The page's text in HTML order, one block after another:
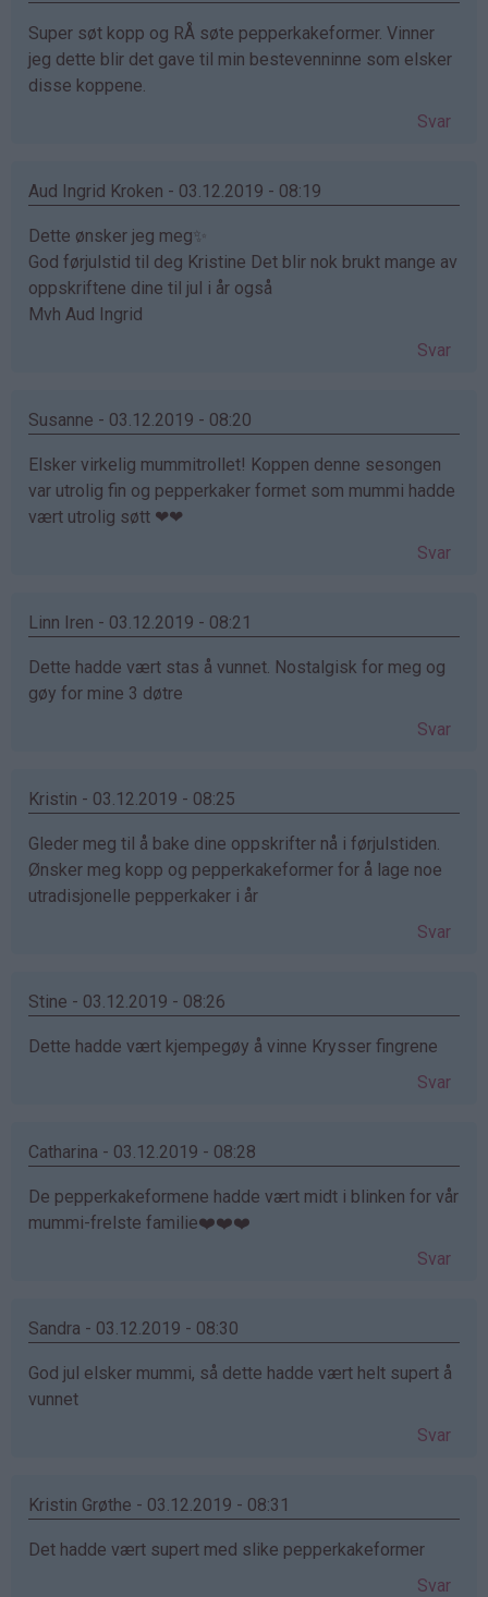
Super søt kopp og RÅ søte pepperkakeformer. Vinner
jeg dette blir det gave til min bestevenninne som elsker
disse koppene.
Svar
Aud Ingrid Kroken - 03.12.2019 - 08:19
Dette ønsker jeg meg✨
God førjulstid til deg Kristine Det blir nok brukt mange av
oppskriftene dine til jul i år også
Mvh Aud Ingrid
Svar
Susanne - 03.12.2019 - 08:20
Elsker virkelig mummitrollet! Koppen denne sesongen
var utrolig fin og pepperkaker formet som mummi hadde
vært utrolig søtt ❤❤
Svar
Linn Iren - 03.12.2019 - 08:21
Dette hadde vært stas å vunnet. Nostalgisk for meg og
gøy for mine 3 døtre
Svar
Kristin - 03.12.2019 - 08:25
Gleder meg til å bake dine oppskrifter nå i førjulstiden.
Ønsker meg kopp og pepperkakeformer for å lage noe
utradisjonelle pepperkaker i år
Svar
Stine - 03.12.2019 - 08:26
Dette hadde vært kjempegøy å vinne Krysser fingrene
Svar
Catharina - 03.12.2019 - 08:28
De pepperkakeformene hadde vært midt i blinken for vår
mummi-frelste familie❤️❤️❤️
Svar
Sandra - 03.12.2019 - 08:30
God jul elsker mummi, så dette hadde vært helt supert å
vunnet
Svar
Kristin Grøthe - 03.12.2019 - 08:31
Det hadde vært supert med slike pepperkakeformer
Svar